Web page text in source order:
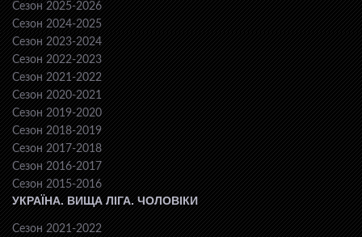
Сезон 2025-2026
Сезон 2024-2025
Сезон 2023-2024
Сезон 2022-2023
Сезон 2021-2022
Сезон 2020-2021
Сезон 2019-2020
Сезон 2018-2019
Сезон 2017-2018
Сезон 2016-2017
Сезон 2015-2016
УКРАЇНА. ВИЩА ЛІГА. ЧОЛОВІКИ
Сезон 2021-2022